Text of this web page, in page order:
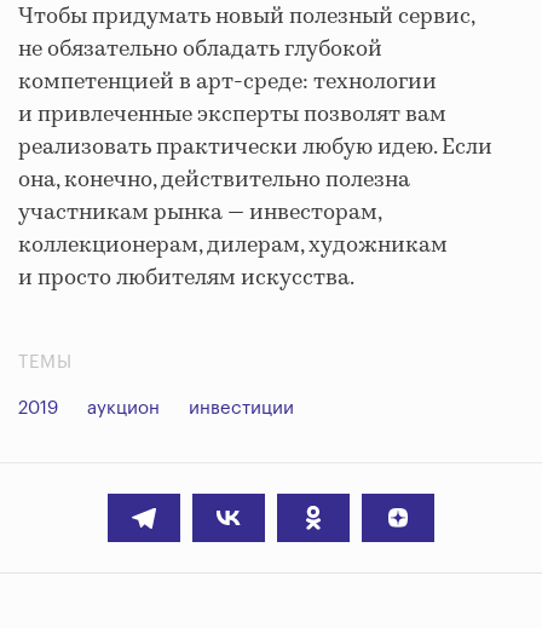
Чтобы придумать новый полезный сервис,
не обязательно обладать глубокой
компетенцией в арт-среде: технологии
и привлеченные эксперты позволят вам
реализовать практически любую идею. Если
она, конечно, действительно полезна
участникам рынка — инвесторам,
коллекционерам, дилерам, художникам
и просто любителям искусства.
ТЕМЫ
2019 аукцион инвестиции